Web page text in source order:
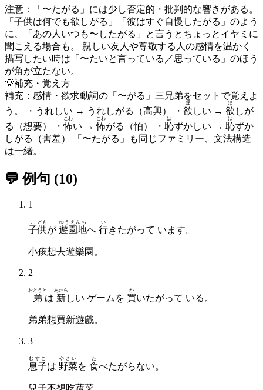
注意：「〜たがる」には少し否定的・批判的な響きがある。
「子供は何でも欲しがる」「彼はすぐ自慢したがる」のよう
に、「あの人いつも〜したがる」と言うとちょっとイヤミに
聞こえる場合も。 親しい友人や尊敬する人の感情を温かく
描写したい時は「〜たいと言っている／思っている」のほう
が角が立たない。
💡補充・覚え方
補充：感情・欲求動詞の「〜がる」三兄弟をセットで覚えよ
う。 ・うれしい → うれしがる（高興） ・ 欲
ほ
しい → 欲
ほ
しが
る（想要） ・怖
こわ
い →怖
こわ
がる（怕） ・ 恥
は
ずかしい → 恥
は
ずか
しがる（害羞） 「〜たがる」も同じファミリー、文法構造
は一緒。
💬 例句 (10)
1
子
こ
供
ども
が 遊園地
ゆうえんち
へ 行
い
きたがって います。
小孩想去遊樂園。
2
弟
おとうと
は 新
あたら
しい ゲームを 買
か
いたがって いる。
弟弟想買新遊戲。
3
息子
むすこ
は 野菜
やさい
を 食
た
べたがらない。